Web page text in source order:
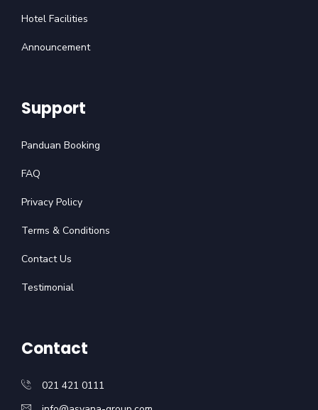
Hotel Facilities
Announcement
Support
Panduan Booking
FAQ
Privacy Policy
Terms & Conditions
Contact Us
Testimonial
Contact
021 421 0111